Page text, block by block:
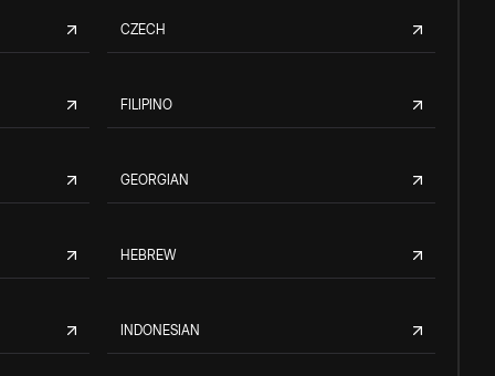
CZECH
FILIPINO
GEORGIAN
HEBREW
INDONESIAN